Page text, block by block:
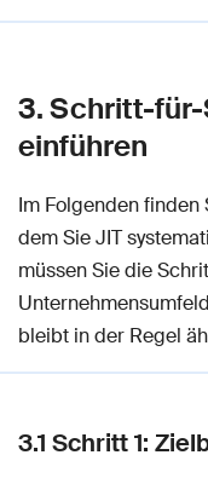
3. Schritt-
einführen
Im Folgenden finden
dem Sie JIT
müssen Sie die
bleibt in der Regel
3.1 Schritt 1: